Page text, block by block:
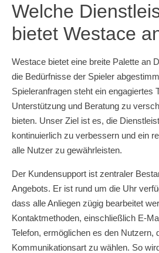
Welche
bietet Westace
Westace bietet eine breite Palette an
die Bedürfnisse der Spieler
Spieleranfragen steht ein engagiertes
Unterstützung und Beratung zu
bieten. Unser Ziel ist es, die
kontinuierlich zu verbessern und ein
alle Nutzer zu gewährleisten.
Der Kundensupport ist zentraler
Angebots. Er ist rund um die Uhr
dass alle Anliegen zügig bearbeitet
Kontaktmethoden, einschließlich E-
Telefon, ermöglichen es den Nutzern,
Kommunikationsart zu wählen. So